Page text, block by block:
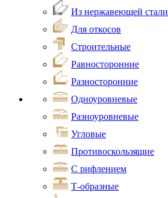
Из нержавеющей стали
Для откосов
Строительные
Равносторонние
Разносторонние
Одноуровневые
Разноуровневые
Угловые
Противоскользящие
С рифлением
Т-образные